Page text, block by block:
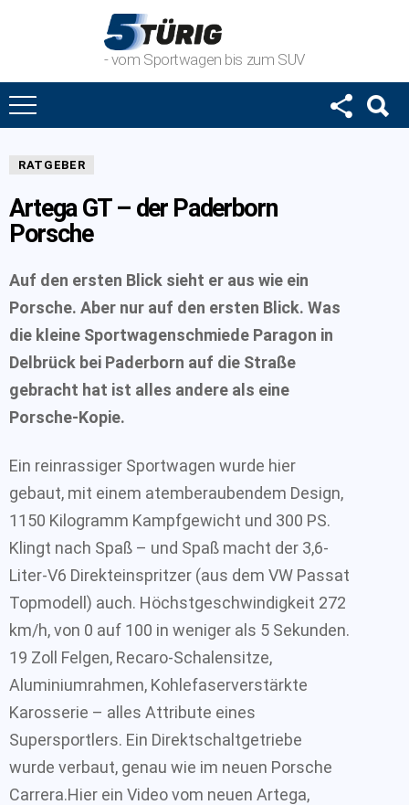
- vom Sportwagen bis zum SUV
RATGEBER
Artega GT – der Paderborn
Porsche
Auf den ersten Blick sieht er aus wie ein
Porsche. Aber nur auf den ersten Blick. Was
die kleine Sportwagenschmiede Paragon in
Delbrück bei Paderborn auf die Straße
gebracht hat ist alles andere als eine
Porsche-Kopie.
Ein reinrassiger Sportwagen wurde hier
gebaut, mit einem atemberaubendem Design,
1150 Kilogramm Kampfgewicht und 300 PS.
Klingt nach Spaß – und Spaß macht der 3,6-
Liter-V6 Direkteinspritzer (aus dem VW Passat
Topmodell) auch. Höchstgeschwindigkeit 272
km/h, von 0 auf 100 in weniger als 5 Sekunden.
19 Zoll Felgen, Recaro-Schalensitze,
Aluminiumrahmen, Kohlefaserverstärkte
Karosserie – alles Attribute eines
Supersportlers. Ein Direktschaltgetriebe
wurde verbaut, genau wie im neuen Porsche
Carrera.Hier ein Video vom neuen Artega,